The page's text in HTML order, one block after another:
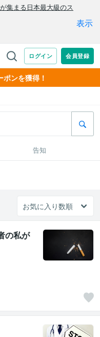
ンを獲得！
告知
の私が